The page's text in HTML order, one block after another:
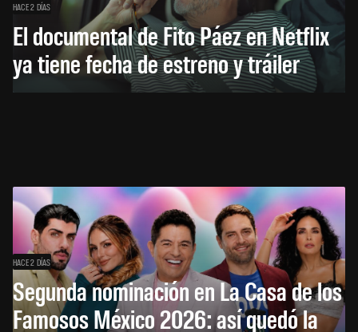
HACE 2 DÍAS
El documental de Fito Páez en Netflix
ya tiene fecha de estreno y tráiler
HACE 2 DÍAS
Segunda nominación en La Casa de los
Famosos México 2026: así quedó la